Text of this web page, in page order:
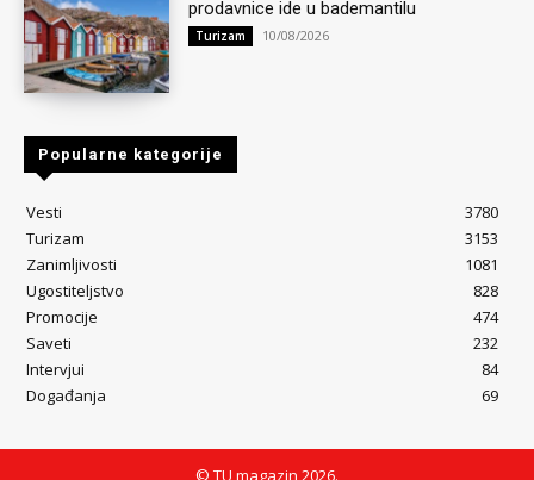
prodavnice ide u bademantilu
Turizam 10/08/2026
Popularne kategorije
Vesti
3780
Turizam
3153
Zanimljivosti
1081
Ugostiteljstvo
828
Promocije
474
Saveti
232
Intervjui
84
Događanja
69
© TU magazin 2026.